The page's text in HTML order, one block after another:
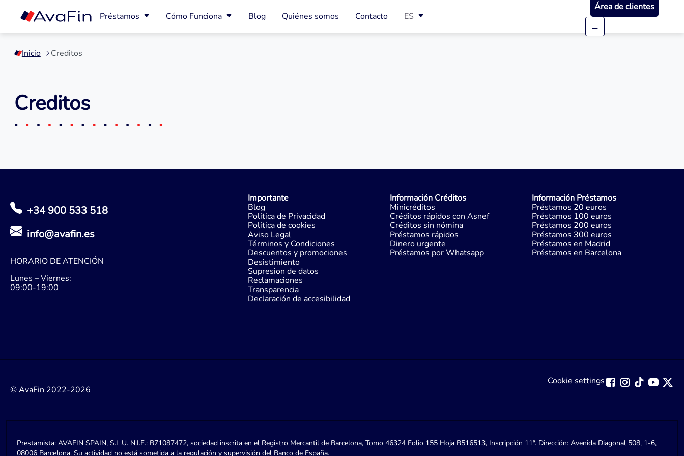
contenido
Préstamos Cómo Funciona Blog Quiénes somos Contacto ES
Área de clientes
Inicio Creditos
Creditos
+34 900 533 518
info@avafin.es
HORARIO DE ATENCIÓN
Lunes – Viernes:
09:00-19:00
Importante
Blog
Política de Privacidad
Política de cookies
Aviso Legal
Términos y Condiciones
Descuentos y promociones
Desistimiento
Supresion de datos
Reclamaciones
Transparencia
Declaración de accesibilidad
Información Créditos
Minicréditos
Créditos rápidos con Asnef
Créditos sin nómina
Préstamos rápidos
Dinero urgente
Préstamos por Whatsapp
Información Préstamos
Préstamos 20 euros
Préstamos 100 euros
Préstamos 200 euros
Préstamos 300 euros
Préstamos en Madrid
Préstamos en Barcelona
© AvaFin 2022-2026
Cookie settings
Prestamista: AVAFIN SPAIN, S.L.U. N.I.F.: B71087472, sociedad inscrita en el Registro Mercantil de Barcelona, Tomo 46324 Folio 155 Hoja B516513, Inscripción 11ª. Dirección: Avenida Diagonal 508, 1-6,
08006 Barcelona. Su actividad no está sometida a la regulación y supervisión del Banco de España.